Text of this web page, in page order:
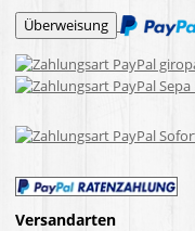
Versandarten